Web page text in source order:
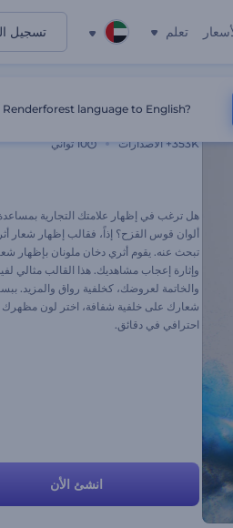
تعلم تسجيل
353K+ الاصدارات 10 ثواني
هل ترغب في إظهار علامتك التجارية
ألوان قوس القزح؟ إذاً، فقالب إظهار شعار
وإثارة إعجاب مشاهديك. هذا القالب مثالي
والخاتمة لعروضك، كخلفية رواق والمزيد.
شعارك على خلفية شفافة، اختر لون
احترافي في دقائق.
انشئ الأن
language to English?